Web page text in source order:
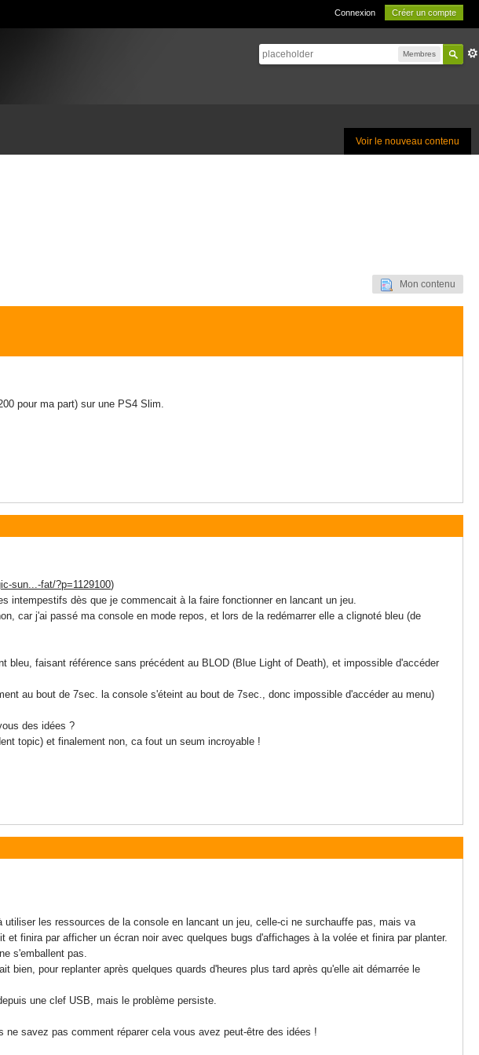
Connexion Créer un compte
Membres
Voir le nouveau contenu
Mon contenu
pour ma part) sur une PS4 Slim.
sun...-fat/?p=1129100)
intempestifs dès que je commencait à la faire fonctionner en lancant un jeu.
car j'ai passé ma console en mode repos, et lors de la redémarrer elle a clignoté bleu (de
faisant référence sans précédent au BLOD (Blue Light of Death), et impossible d'accéder
au bout de 7sec. la console s'éteint au bout de 7sec., donc impossible d'accéder au menu)
des idées ?
topic) et finalement non, ca fout un seum incroyable !
les ressources de la console en lancant un jeu, celle-ci ne surchauffe pas, mais va
finira par afficher un écran noir avec quelques bugs d'affichages à la volée et finira par planter.
s'emballent pas.
pour replanter après quelques quards d'heures plus tard après qu'elle ait démarrée le
une clef USB, mais le problème persiste.
savez pas comment réparer cela vous avez peut-être des idées !